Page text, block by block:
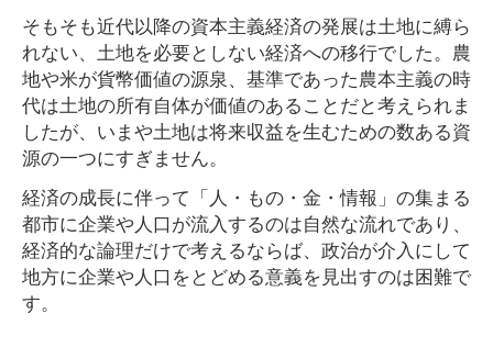
そもそも近代以降の資本主義経済の発展は土地に縛ら
れない、土地を必要としない経済への移行でした。農
地や米が貨幣価値の源泉、基準であった農本主義の時
代は土地の所有自体が価値のあることだと考えられま
したが、いまや土地は将来収益を生むための数ある資
源の一つにすぎません。
経済の成長に伴って「人・もの・金・情報」の集まる
都市に企業や人口が流入するのは自然な流れであり、
経済的な論理だけで考えるならば、政治が介入にして
地方に企業や人口をとどめる意義を見出すのは困難で
す。